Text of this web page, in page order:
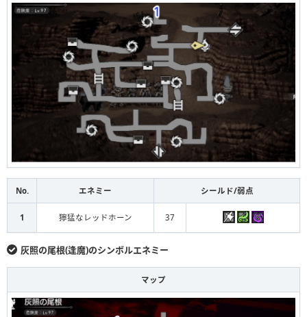
No. エネミー シールド/弱点
1 獰猛なレッドホーン 37
灰照の尾根(逢魔)のシンボルエネミー
マップ